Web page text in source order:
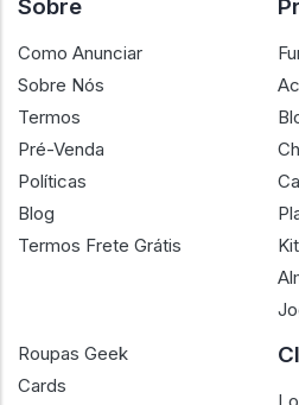
Sobre
Como Anunciar
Sobre Nós
Termos
Pré-Venda
Políticas
Blog
Termos Frete Grátis
Roupas Geek
Cards